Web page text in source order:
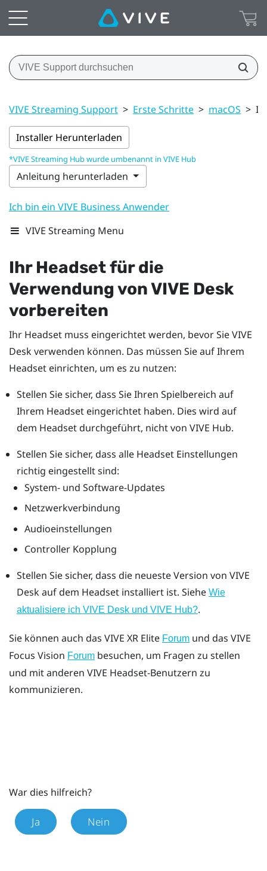
VIVE Streaming Support > Erste Schritte > macOS >
Installer Herunterladen
*VIVE Streaming Hub wurde umbenannt in VIVE Hub
Anleitung herunterladen
Ich bin ein VIVE Business Anwender
VIVE Streaming Menu
Ihr Headset für die
Verwendung vonVIVE Desk
vorbereiten
Ihr Headset muss eingerichtet werden, bevor SieVIVE
Deskverwenden können. Das müssen Sie auf Ihrem
Headset einrichten, um es zu nutzen:
Stellen Sie sicher, dass Sie Ihren Spielbereich auf
Ihrem Headset eingerichtet haben. Dies wird auf
dem Headset durchgeführt, nicht von VIVE Hub.
Stellen Sie sicher, dass alle Headset Einstellungen
richtig eingestellt sind:
System- und Software-Updates
Netzwerkverbindung
Audioeinstellungen
Controller Kopplung
Stellen Sie sicher, dass die neueste Version von VIVE
Deskauf dem Headset installiert ist. Siehe Wie
aktualisiere ich VIVE Desk und VIVE Hub?.
Sie können auch das VIVE XR Elite Forum und das VIVE
Focus Vision Forum besuchen, um Fragen zu stellen
und mit anderen VIVE Headset-Benutzern zu
kommunizieren.
War dies hilfreich?
Ja Nein